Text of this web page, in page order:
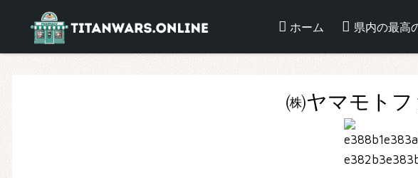
ホーム 県内の最高
㈱ヤマモト